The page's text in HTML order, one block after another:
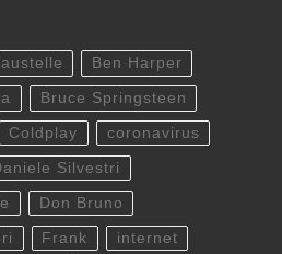
Ben Harper
Bruce Springsteen
Coldplay coronavirus
Silvestri
Don Bruno
Frank internet